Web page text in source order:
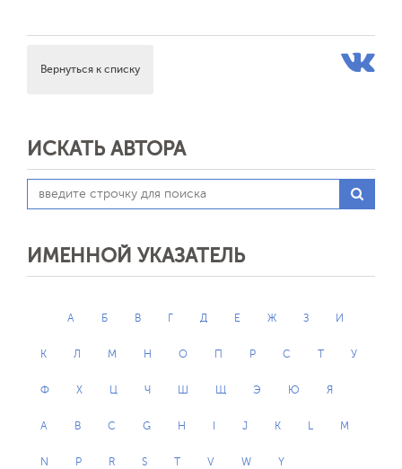
Вернуться к списку
ИСКАТЬ АВТОРА
ИМЕННОЙ УКАЗАТЕЛЬ
А Б В Г Д Е Ж З И
К Л М Н О П Р С Т У
Ф Х Ц Ч Ш Щ Э Ю Я
A B C G H I J K L M
N P R S T V W Y